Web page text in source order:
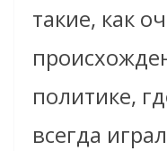
такие, как
политике,
всегда